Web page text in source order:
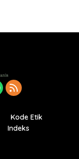
Kode Etik
Indeks